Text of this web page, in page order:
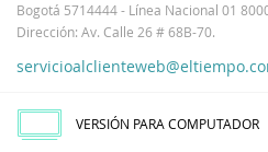
Bogotá 5714444 - Línea Nacional 01
Dirección: Av. Calle 26 # 68B-70.
VERSIÓN PARA COMPUTADOR